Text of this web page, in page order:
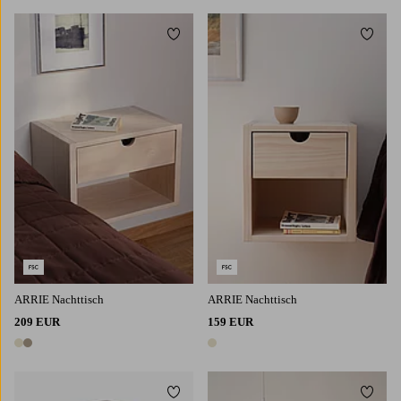
ARRIE Nachttisch
209 EUR
2 Farben
Zu Favoriten hinzufügen
ARRIE Nachttisch
159 EUR
1 Farbe
Zu
Zu Favoriten hinzufügen Zu